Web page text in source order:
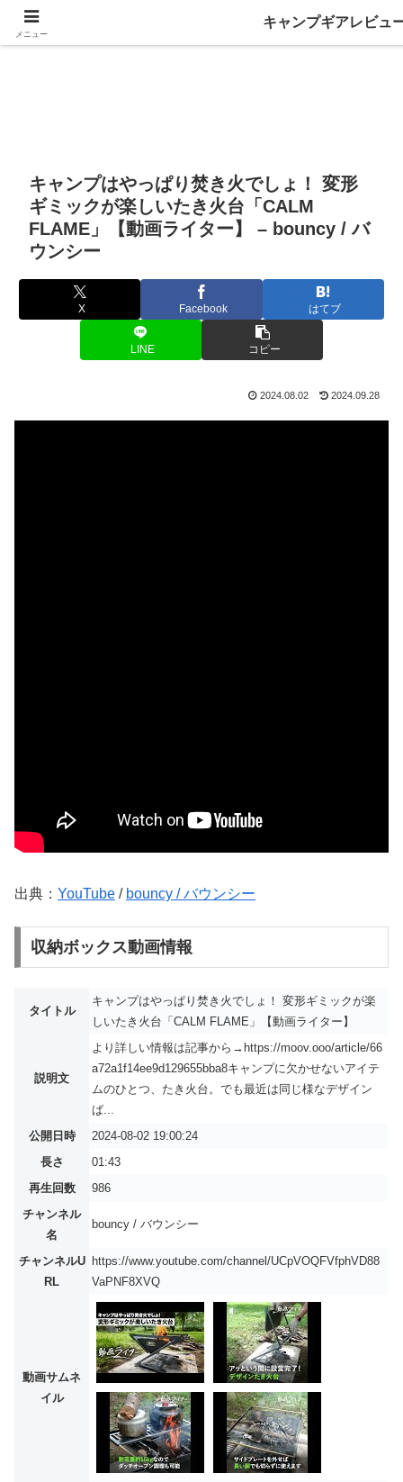
キャンプはやっぱり焚き火でしょ！ 変形
ギミックが楽しいたき火台「CALM
FLAME」【動画ライター】 – bouncy / バ
ウンシー
X Facebook はてブ
LINE コピー
2024.08.02 2024.09.28
出典： YouTube / bouncy / バウンシー
収納ボックス動画情報
タイトル
キャンプはやっぱり焚き火でしょ！ 変形ギミックが楽
しいたき火台「CALM FLAME」【動画ライター】
説明文
より詳しい情報は記事から→https://moov.ooo/article/66
a72a1f14ee9d129655bba8キャンプに欠かせないアイテ
ムのひとつ、たき火台。でも最近は同じ様なデザイン
ば...
公開日時
2024-08-02 19:00:24
長さ
01:43
再生回数
986
チャンネル
名
bouncy / バウンシー
チャンネルU
RL
https://www.youtube.com/channel/UCpVOQFVfphVD88
VaPNF8XVQ
動画サムネ
イル
メニュー
キャンプギアレビュ